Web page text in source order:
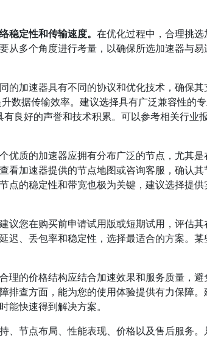
稳定性和传输速度。 在优化过程中，合理挑
从多个角度进行考量，以确保所选加速器与
的加速器具有不同的协议和优化技术，确保
数据传输效率。建议选择具有广泛兼容性的
有良好的声誉和技术积累。可以参考相关行业
优质的加速器应拥有分布广泛的节点，尤其
看加速器提供的节点地图或咨询客服，确认
点的稳定性和带宽也极为关键，建议选择提
您在购买前申请试用版或短期试用，评估其
迟、丢包率和稳定性，选择最适合的方案。
理的价格结构应结合加速效果和服务质量，
排查方面，能为您的使用体验提供有力保障
能快速得到解决方案。
、节点布局、性能表现、价格以及售后服务